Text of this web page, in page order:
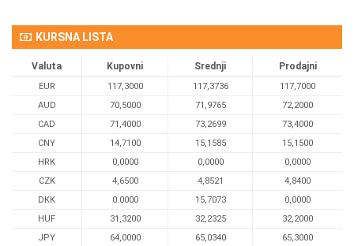
KURSNA LISTA
Valuta Kupovni Srednji Prodajni
EUR 117,3000 117,3736
117,7000
AUD
70,5000 71,9765
72,2000
CAD
71,4000 73,2699
73,4000
CNY
14,7100 15,1585
15,1500
HRK
0,0000 0,0000
0,0000
CZK
4,6500 4,8521
4,8400
DKK
0.0000 15,7073
0,0000
HUF
31,3200 32,2325
32,2000
JPY
64,0000 65,0340
65,3000